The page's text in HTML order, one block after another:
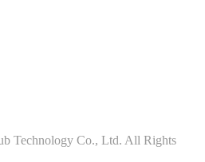
Technology Co., Ltd. All Rights